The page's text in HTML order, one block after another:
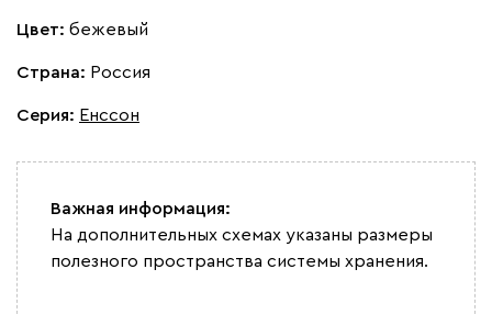
Цвет: бежевый
Страна: Россия
Серия: Енссон
Важная информация:
На дополнительных схемах указаны размеры
полезного пространства системы хранения.